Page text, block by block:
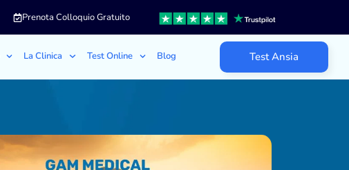
Prenota Colloquio Gratuito
La Clinica Test Online Blog Test Ansia